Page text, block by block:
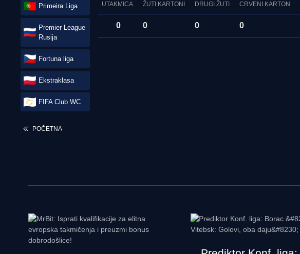
Primeira Liga
Premier League
Rusija
Fortuna liga
Ekstraklasa
FIFA Club WC
POČETNA
UTAKMICA ŽUTI KARTONI DRUGI ŽUTI CRVENI KARTON
0 0 0 0